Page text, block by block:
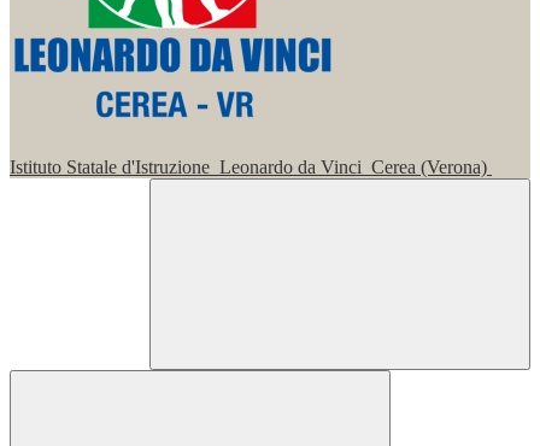
Istituto Statale d'Istruzione Leonardo da Vinci Cerea (Verona)